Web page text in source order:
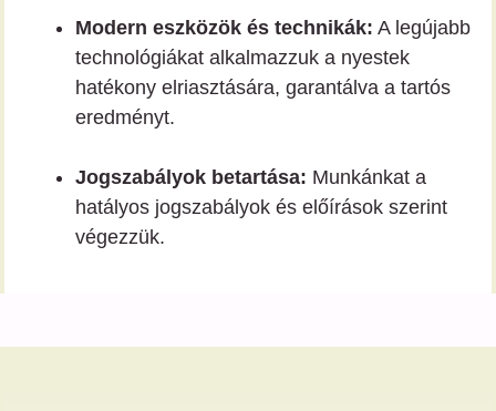
Modern eszközök és technikák: A legújabb
technológiákat alkalmazzuk a nyestek
hatékony elriasztására, garantálva a tartós
eredményt.
Jogszabályok betartása: Munkánkat a
hatályos jogszabályok és előírások szerint
végezzük.